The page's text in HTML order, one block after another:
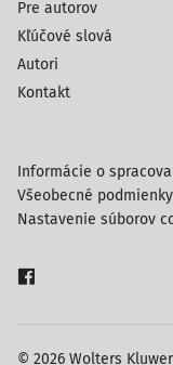
Pre autorov
Kľúčové slová
Autori
Kontakt
© 2026 Wolters
Informácie o
Všeobecné podmienky
Nastavenie súborov